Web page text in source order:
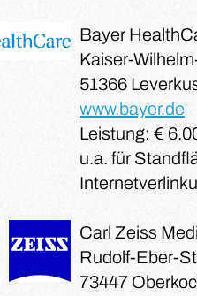
Bayer
Kaiser-
51366
www.bayer.de
Leistung: €
u.a. für
Carl Zeiss
Rudolf-Eber-
73447